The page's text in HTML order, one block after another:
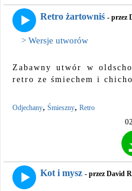
Retro żartowniś - przez
> Wersje utworów
Zabawny utwór w
retro ze śmiechem i
Odjechany, Śmieszny, Retro
Kot i mysz - przez David